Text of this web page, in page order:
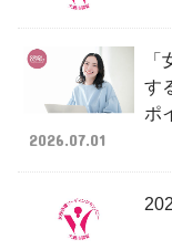
す
ポ
2026.07.01